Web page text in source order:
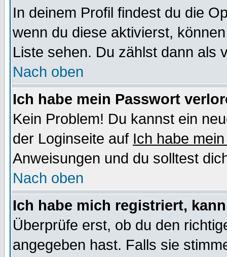
In deinem Profil findest du die
wenn du diese aktivierst,
Liste sehen. Du zählst dann als
Nach oben
Ich habe mein Passwort
Kein Problem! Du kannst ein
der Loginseite auf Ich habe
Anweisungen und du solltest
Nach oben
Ich habe mich registriert,
Überprüfe erst, ob du den
angegeben hast. Falls sie